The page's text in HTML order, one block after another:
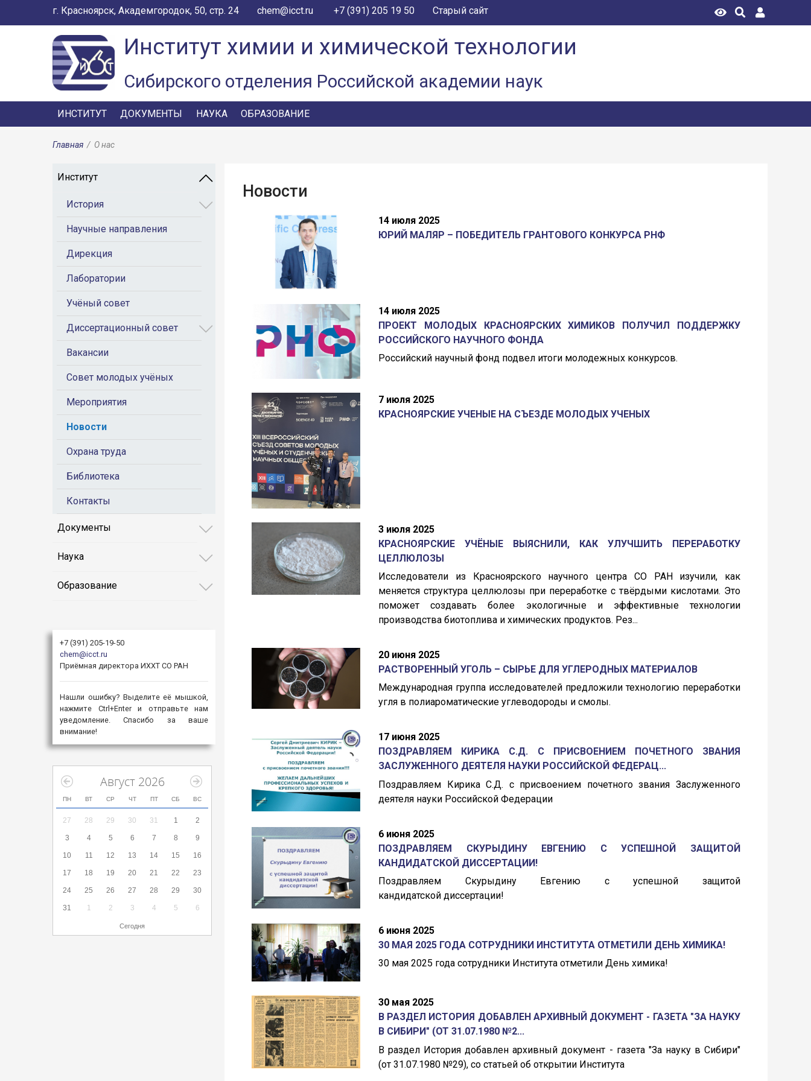
г. Красноярск, Академгородок, 50, стр. 24 chem@icct.ru +7 (391) 205 19 50 Старый сайт
Институт химии и химической технологии
Сибирского отделения Российской академии наук
ИНСТИТУТ ДОКУМЕНТЫ НАУКА ОБРАЗОВАНИЕ
Главная / О нас
Институт
История
Научные направления
Дирекция
Лаборатории
Учёный совет
Диссертационный совет
Вакансии
Совет молодых учёных
Мероприятия
Новости
Охрана труда
Библиотека
Контакты
Документы
Наука
Образование
+7 (391) 205-19-50
chem@icct.ru
Приёмная директора ИХХТ СО РАН
Нашли ошибку? Выделите её мышкой,
нажмите Ctrl+Enter и отправьте нам
уведомление. Спасибо за ваше
внимание!
Август 2026
ПН ВТ СР ЧТ ПТ СБ ВС
27 28 29 30 31 1 2
3 4 5 6 7 8 9
10 11 12 13 14 15 16
17 18 19 20 21 22 23
24 25 26 27 28 29 30
31 1 2 3 4 5 6
Сегодня
Новости
14 июля 2025
ЮРИЙ МАЛЯР – ПОБЕДИТЕЛЬ ГРАНТОВОГО КОНКУРСА РНФ
14 июля 2025
ПРОЕКТ МОЛОДЫХ КРАСНОЯРСКИХ ХИМИКОВ ПОЛУЧИЛ ПОДДЕРЖКУ
РОССИЙСКОГО НАУЧНОГО ФОНДА
Российский научный фонд подвел итоги молодежных конкурсов.
7 июля 2025
КРАСНОЯРСКИЕ УЧЕНЫЕ НА СЪЕЗДЕ МОЛОДЫХ УЧЕНЫХ
3 июля 2025
КРАСНОЯРСКИЕ УЧЁНЫЕ ВЫЯСНИЛИ, КАК УЛУЧШИТЬ ПЕРЕРАБОТКУ
ЦЕЛЛЮЛОЗЫ
Исследователи из Красноярского научного центра СО РАН изучили, как
меняется структура целлюлозы при переработке с твёрдыми кислотами. Это
поможет создавать более экологичные и эффективные технологии
производства биотоплива и химических продуктов. Рез...
20 июня 2025
РАСТВОРЕННЫЙ УГОЛЬ – СЫРЬЕ ДЛЯ УГЛЕРОДНЫХ МАТЕРИАЛОВ
Международная группа исследователей предложили технологию переработки
угля в полиароматические углеводороды и смолы.
17 июня 2025
ПОЗДРАВЛЯЕМ КИРИКА С.Д. С ПРИСВОЕНИЕМ ПОЧЕТНОГО ЗВАНИЯ
ЗАСЛУЖЕННОГО ДЕЯТЕЛЯ НАУКИ РОССИЙСКОЙ ФЕДЕРАЦ...
Поздравляем Кирика С.Д. с присвоением почетного звания Заслуженного
деятеля науки Российской Федерации
6 июня 2025
ПОЗДРАВЛЯЕМ СКУРЫДИНУ ЕВГЕНИЮ С УСПЕШНОЙ ЗАЩИТОЙ
КАНДИДАТСКОЙ ДИССЕРТАЦИИ!
Поздравляем Скурыдину Евгению с успешной защитой
кандидатской диссертации!
6 июня 2025
30 МАЯ 2025 ГОДА СОТРУДНИКИ ИНСТИТУТА ОТМЕТИЛИ ДЕНЬ ХИМИКА!
30 мая 2025 года сотрудники Института отметили День химика!
30 мая 2025
В РАЗДЕЛ ИСТОРИЯ ДОБАВЛЕН АРХИВНЫЙ ДОКУМЕНТ - ГАЗЕТА "ЗА НАУКУ
В СИБИРИ" (ОТ 31.07.1980 №2...
В раздел История добавлен архивный документ - газета "За науку в Сибири"
(от 31.07.1980 №29), со статьей об открытии Института